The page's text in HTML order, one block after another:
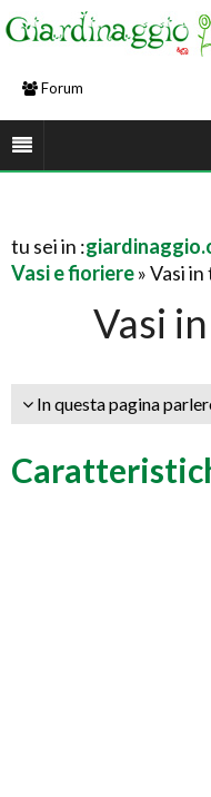
Forum
tu sei in :
Vasi e fioriere» Vasi
Vasi
In questa pagina